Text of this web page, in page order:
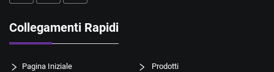
Collegamenti Rapidi
Pagina Iniziale Prodotti